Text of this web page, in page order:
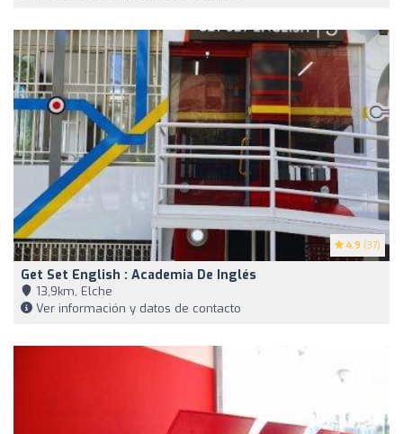
4.9 (37)
Get Set English : Academia De Inglés
13,9km, Elche
Ver información y datos de contacto